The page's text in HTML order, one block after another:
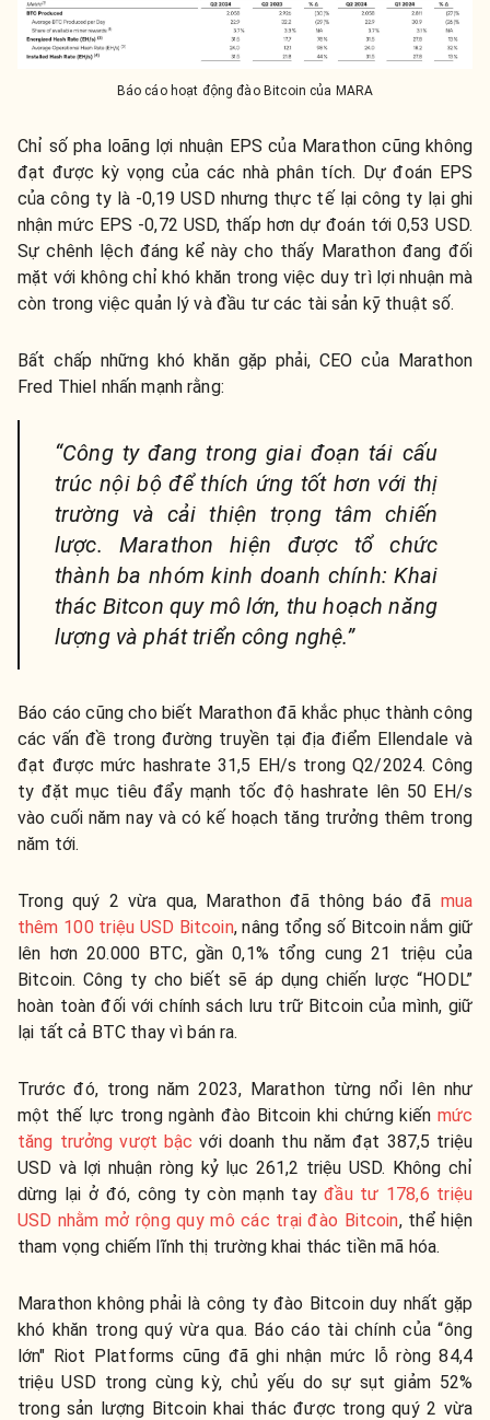
Báo cáo hoạt động đào Bitcoin của MARA
Chỉ số pha loãng lợi nhuận EPS của Marathon cũng không
đạt được kỳ vọng của các nhà phân tích. Dự đoán EPS
của công ty là -0,19 USD nhưng thực tế lại công ty lại ghi
nhận mức EPS -0,72 USD, thấp hơn dự đoán tới 0,53 USD.
Sự chênh lệch đáng kể này cho thấy Marathon đang đối
mặt với không chỉ khó khăn trong việc duy trì lợi nhuận mà
còn trong việc quản lý và đầu tư các tài sản kỹ thuật số.
Bất chấp những khó khăn gặp phải, CEO của Marathon
Fred Thiel nhấn mạnh rằng:
“Công ty đang trong giai đoạn tái cấu
trúc nội bộ để thích ứng tốt hơn với thị
trường và cải thiện trọng tâm chiến
lược. Marathon hiện được tổ chức
thành ba nhóm kinh doanh chính: Khai
thác Bitcon quy mô lớn, thu hoạch năng
lượng và phát triển công nghệ.”
Báo cáo cũng cho biết Marathon đã khắc phục thành công
các vấn đề trong đường truyền tại địa điểm Ellendale và
đạt được mức hashrate 31,5 EH/s trong Q2/2024. Công
ty đặt mục tiêu đẩy mạnh tốc độ hashrate lên 50 EH/s
vào cuối năm nay và có kế hoạch tăng trưởng thêm trong
năm tới.
Trong quý 2 vừa qua, Marathon đã thông báo đã mua
thêm 100 triệu USD Bitcoin, nâng tổng số Bitcoin nắm giữ
lên hơn 20.000 BTC, gần 0,1% tổng cung 21 triệu của
Bitcoin. Công ty cho biết sẽ áp dụng chiến lược “HODL”
hoàn toàn đối với chính sách lưu trữ Bitcoin của mình, giữ
lại tất cả BTC thay vì bán ra.
Trước đó, trong năm 2023, Marathon từng nổi lên như
một thế lực trong ngành đào Bitcoin khi chứng kiến mức
tăng trưởng vượt bậc với doanh thu năm đạt 387,5 triệu
USD và lợi nhuận ròng kỷ lục 261,2 triệu USD. Không chỉ
dừng lại ở đó, công ty còn mạnh tayđầu tư 178,6 triệu
USD nhằm mở rộng quy mô các trại đào Bitcoin, thể hiện
tham vọng chiếm lĩnh thị trường khai thác tiền mã hóa.
Marathon không phải là công ty đào Bitcoin duy nhất gặp
khó khăn trong quý vừa qua. Báo cáo tài chính của “ông
lớn" Riot Platforms cũng đã ghi nhận mức lỗ ròng 84,4
triệu USD trong cùng kỳ, chủ yếu do sự sụt giảm 52%
trong sản lượng Bitcoin khai thác được trong quý 2 vừa